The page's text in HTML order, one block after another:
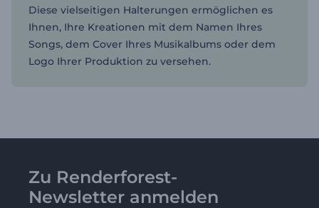
Diese vielseitigen Halterungen ermöglichen es
Ihnen, Ihre Kreationen mit dem Namen Ihres
Songs, dem Cover Ihres Musikalbums oder dem
Logo Ihrer Produktion zu versehen.
Zu Renderforest-
Newsletter anmelden